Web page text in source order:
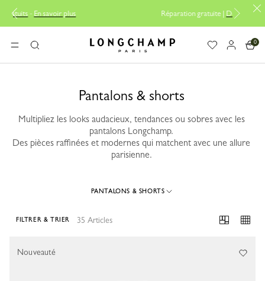
Découvrir le service de réparation
MENURechercher Longchamp - Accueil
0
Pantalons & shorts
Multipliez les looks audacieux, tendances ou sobres avec les
pantalons Longchamp.
Des pièces raffinées et modernes qui matchent avec une allure
parisienne.
PANTALONS & SHORTS
35 Articles
FILTRER & TRIER
Nouveauté